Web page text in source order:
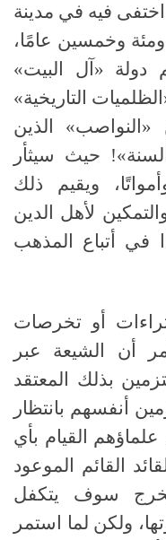
فيه في مدينة
وخمسين عامًا،
دولة «آل البيت»
التاريخية»
الذين
حيث سيثأر
ويقيم ذلك
لأهل الدين
في أتباع المذهب
أو تخرصات
أن الشيعة عبر
بذلك المعتقد
أنفسهم بانتظار
القيام بأي
القائم الموعود
سوف يتكفل
ولكن لما استمر